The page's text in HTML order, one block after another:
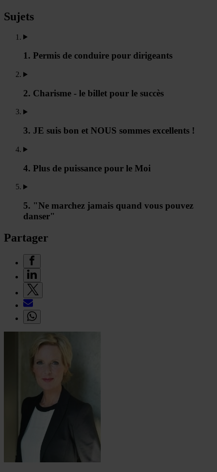
Sujets
1. Permis de conduire pour dirigeants
2. Charisme - le billet pour le succès
3. JE suis bon et NOUS sommes excellents !
4. Plus de puissance pour le Moi
5. "Ne marchez jamais quand vous pouvez
danser"
Partager